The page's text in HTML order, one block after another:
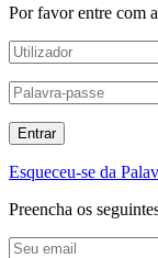
Por favor entre com
Esqueceu-se da
Preencha os